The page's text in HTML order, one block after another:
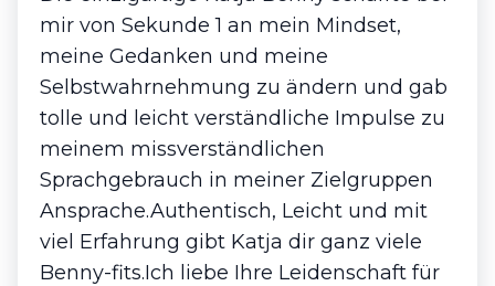
mir von Sekunde 1 an mein Mindset,
meine Gedanken und meine
Selbstwahrnehmung zu ändern und gab
tolle und leicht verständliche Impulse zu
meinem missverständlichen
Sprachgebrauch in meiner Zielgruppen
Ansprache.Authentisch, Leicht und mit
viel Erfahrung gibt Katja dir ganz viele
Benny-fits.Ich liebe Ihre Leidenschaft für